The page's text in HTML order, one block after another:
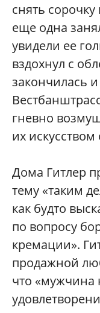
снять
еще одна
увидели ее
вздохнул с
закончилась
гневно
их
Дома Гитлер
тему «таким
как будто
по вопросу
кремации».
продажной
что «мужчина